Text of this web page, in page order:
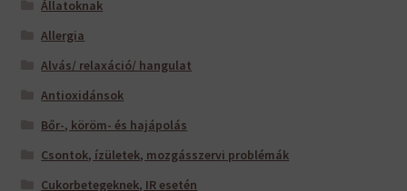
Állatoknak
Allergia
Alvás/ relaxáció/ hangulat
Antioxidánsok
Bőr-, köröm- és hajápolás
Csontok, ízületek, mozgásszervi problémák
Cukorbetegeknek, IR esetén